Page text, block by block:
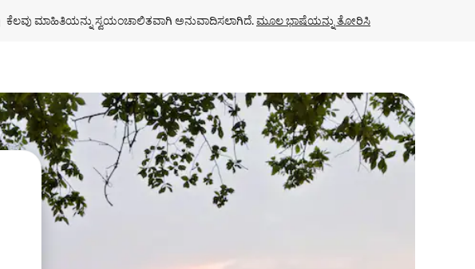
ಕೆಲವು ಮಾಹಿತಿಯನ್ನು ಸ್ವಯಂಚಾಲಿತವಾಗಿ ಅನುವಾದಿಸಲಾಗಿದೆ. ಮೂಲ ಭಾಷೆಯನ್ನು ತೋರಿಸಿ